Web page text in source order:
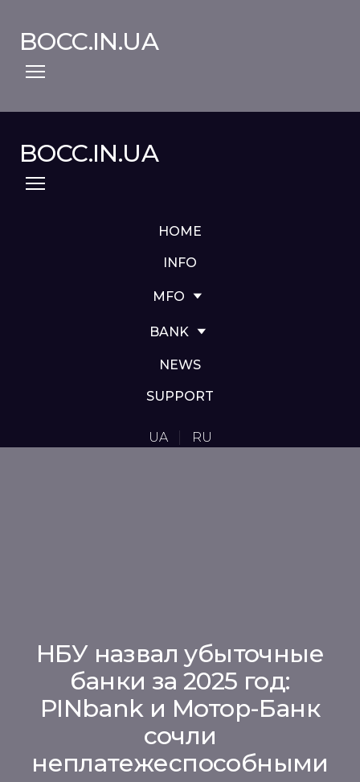
BOCC.IN.UA
BOCC.IN.UA
HOME
INFO
MFO
BANK
NEWS
SUPPORT
UA RU
НБУ назвал убыточные
банки за 2025 год:
PINbank и Мотор-Банк
сочли
неплатежеспособными